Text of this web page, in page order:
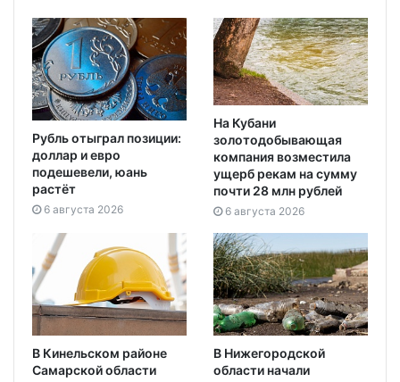
Рубль отыграл позиции:
доллар и евро
подешевели, юань
растёт
6 августа 2026
На Кубани
золотодобывающая
компания возместила
ущерб рекам на сумму
почти 28 млн рублей
6 августа 2026
В Кинельском районе
Самарской области
В Нижегородской
области начали